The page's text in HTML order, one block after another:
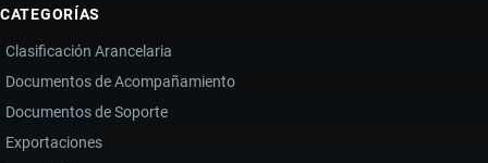
CATEGORÍAS
Clasificación Arancelaria
Documentos de Acompañamiento
Documentos de Soporte
Exportaciones